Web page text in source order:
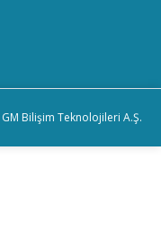
GM Bilişim Teknolojileri A.Ş.